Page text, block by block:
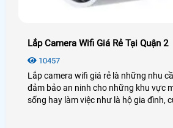
Lắp Camera Wifi Giá Rẻ Tại Quận 2
10457
Lắp camera wifi giá rẻ là những nhu
đảm bảo an ninh cho những khu vực
sống hay làm việc như là hộ gia đình,